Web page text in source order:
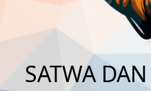
SATWA